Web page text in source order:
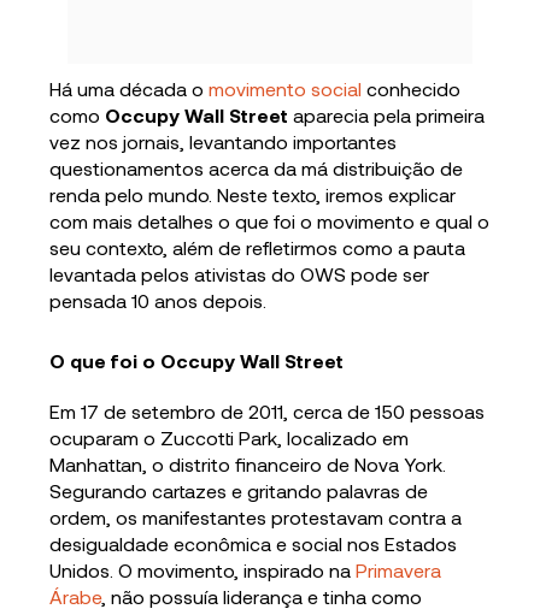
Há uma década omovimento social conhecido
como Occupy Wall Street aparecia pela primeira
vez nos jornais, levantando importantes
questionamentos acerca da má distribuição de
renda pelo mundo. Neste texto, iremos explicar
com mais detalhes o que foi o movimento e qual o
seu contexto, além de refletirmos como a pauta
levantada pelos ativistas do OWS pode ser
pensada 10 anos depois.
O que foi o Occupy Wall Street
Em 17 de setembro de 2011, cerca de 150 pessoas
ocuparam o Zuccotti Park, localizado em
Manhattan, o distrito financeiro de Nova York.
Segurando cartazes e gritando palavras de
ordem, os manifestantes protestavam contra a
desigualdade econômica e social nos Estados
Unidos. O movimento, inspirado naPrimavera
Árabe, não possuía liderança e tinha como